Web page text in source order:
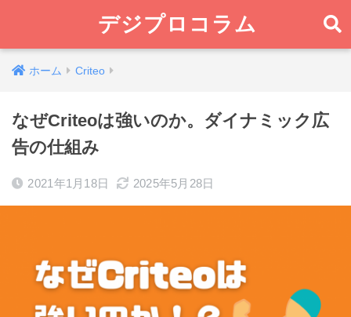
デジプロコラム
ホーム Criteo
なぜCriteoは強いのか。ダイナミック広
告の仕組み
2021年1月18日 2025年5月28日